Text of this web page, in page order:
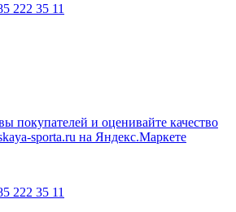
222 35 11
222 35 11